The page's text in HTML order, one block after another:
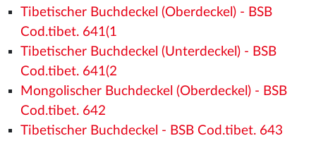
Tibetischer Buchdeckel (Oberdeckel) - BSB
Cod.tibet. 641(1
Tibetischer Buchdeckel (Unterdeckel) - BSB
Cod.tibet. 641(2
Mongolischer Buchdeckel (Oberdeckel) - BSB
Cod.tibet. 642
Tibetischer Buchdeckel - BSB Cod.tibet. 643